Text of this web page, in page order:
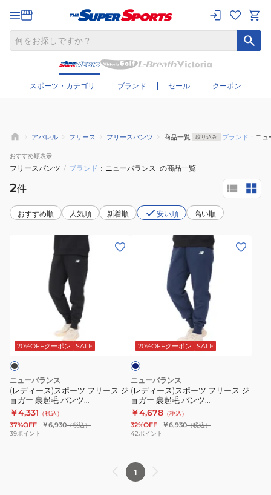
スポーツ・カテゴリ ブランド セール クーポン
さらに絞り込む
アパレル フリース フリースパンツ 商品一覧 絞り込み ブランド： ニュ
おすすめ順表示
フリースパンツ / ブランド ニューバランス の商品一覧
2件
おすすめ順 人気順 新着順 安い順 高い順
ー
ツ
フ
リ
ー
ス
ジ
20%OFFクーポン SALE
ニューバランス
(レディース)スポーツ フリース ジ
ョガー 裏起毛 パンツ
WP43805BK
￥4,331 （税込）
37%OFF ￥6,930（税込）
39ポイント
ー
ツ
フ
リ
ー
ス
ジ
ガ
ー
20%OFFクーポン SALE
イ
ビ
ニューバランス
(レディース)スポーツ フリース ジ
ョガー 裏起毛 パンツ
WP43805NNY
￥4,678 （税込）
32%OFF ￥6,930（税込）
42ポイント
1